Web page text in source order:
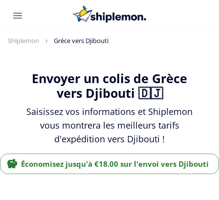
Shiplemon Grèce vers Djibouti
Envoyer un colis de Grèce
vers Djibouti 🇩🇯
Saisissez vos informations et Shiplemon
vous montrera les meilleurs tarifs
d'expédition vers Djibouti !
Économisez jusqu'à €18.00 sur l'envoi vers Djibouti